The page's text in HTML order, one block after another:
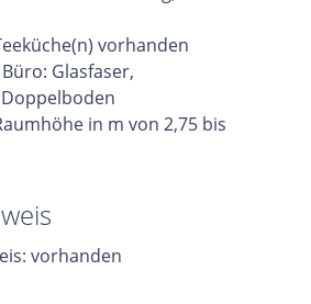
vorhanden
Glasfaser,
in m von 2,75 bis
vorhanden